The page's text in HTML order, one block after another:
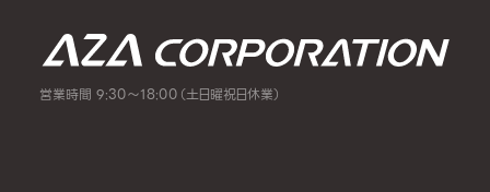
営業時間 9:30～18:00（土日曜祝日休業）